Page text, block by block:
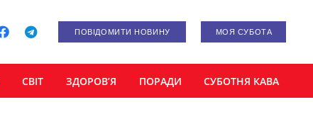
ПОВІДОМИТИ НОВИНУ МОЯ СУБОТА
СВІТ ЗДОРОВ’Я ПОРАДИ СУБОТНЯ КАВА